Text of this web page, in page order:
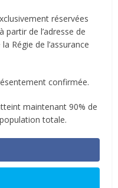
réservées
de l’adresse de
Régie de l’assurance
confirmée.
maintenant 90% de
totale.